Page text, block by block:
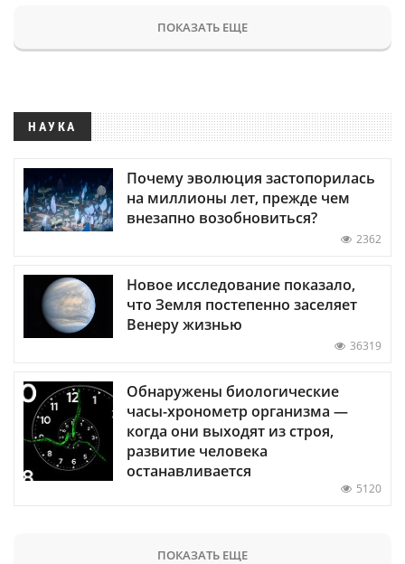
ПОКАЗАТЬ ЕЩЕ
НАУКА
Почему эволюция застопорилась
на миллионы лет, прежде чем
внезапно возобновиться?
2362
Новое исследование показало,
что Земля постепенно заселяет
Венеру жизнью
36319
Обнаружены биологические
часы-хронометр организма —
когда они выходят из строя,
развитие человека
останавливается
5120
ПОКАЗАТЬ ЕЩЕ